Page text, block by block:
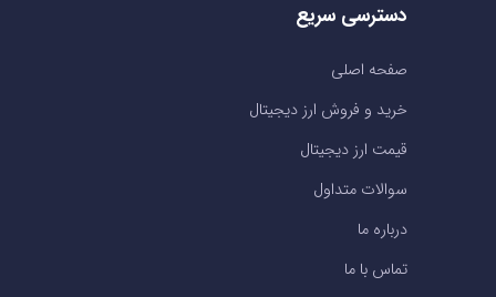
دسترسی سریع
صفحه اصلی
خرید و فروش ارز دیجیتال
قیمت ارز دیجیتال
سوالات متداول
درباره ما
تماس با ما